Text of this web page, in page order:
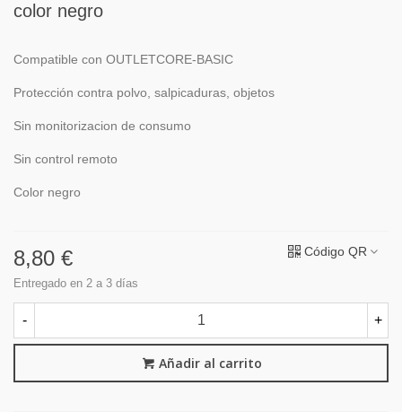
color negro
Compatible con OUTLETCORE-BASIC
Protección contra polvo, salpicaduras, objetos
Sin monitorizacion de consumo
Sin control remoto
Color negro
8,80 €
Entregado en 2 a 3 días
Código QR
- +
Añadir al carrito